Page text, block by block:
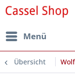
Menü
Übersicht